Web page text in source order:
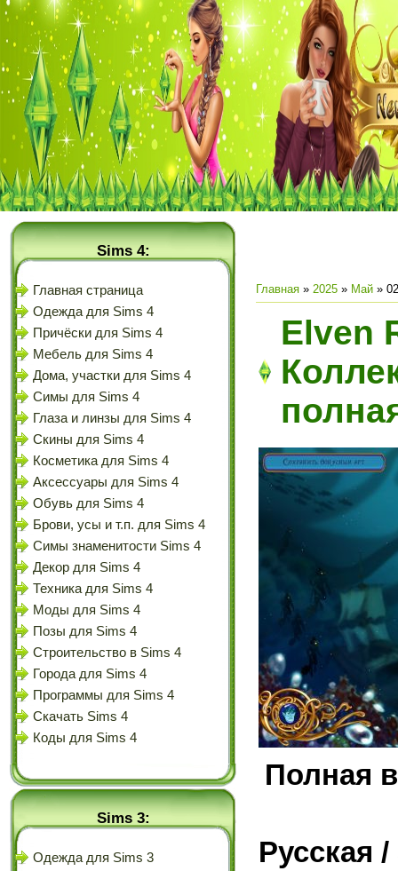
Sims 4:
Главная страница
Одежда для Sims 4
Причёски для Sims 4
Мебель для Sims 4
Дома, участки для Sims 4
Симы для Sims 4
Глаза и линзы для Sims 4
Скины для Sims 4
Косметика для Sims 4
Аксессуары для Sims 4
Обувь для Sims 4
Брови, усы и т.п. для Sims 4
Симы знаменитости Sims 4
Декор для Sims 4
Техника для Sims 4
Моды для Sims 4
Позы для Sims 4
Строительство в Sims 4
Города для Sims 4
Программы для Sims 4
Скачать Sims 4
Коды для Sims 4
Sims 3:
Одежда для Sims 3
Главная » 2025 » Май » 02
Elven
Полная
Русская